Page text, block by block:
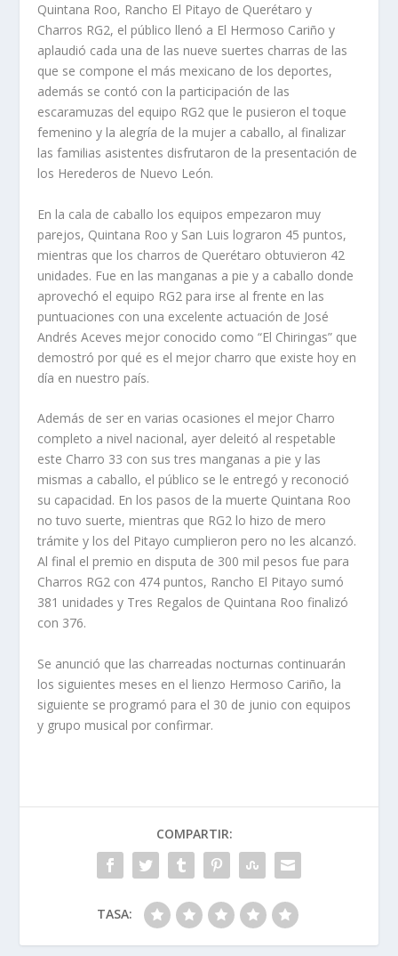
Quintana Roo, Rancho El Pitayo de Querétaro y
Charros RG2, el público llenó a El Hermoso Cariño y
aplaudió cada una de las nueve suertes charras de las
que se compone el más mexicano de los deportes,
además se contó con la participación de las
escaramuzas del equipo RG2 que le pusieron el toque
femenino y la alegría de la mujer a caballo, al finalizar
las familias asistentes disfrutaron de la presentación de
los Herederos de Nuevo León.
En la cala de caballo los equipos empezaron muy
parejos, Quintana Roo y San Luis lograron 45 puntos,
mientras que los charros de Querétaro obtuvieron 42
unidades. Fue en las manganas a pie y a caballo donde
aprovechó el equipo RG2 para irse al frente en las
puntuaciones con una excelente actuación de José
Andrés Aceves mejor conocido como “El Chiringas” que
demostró por qué es el mejor charro que existe hoy en
día en nuestro país.
Además de ser en varias ocasiones el mejor Charro
completo a nivel nacional, ayer deleitó al respetable
este Charro 33 con sus tres manganas a pie y las
mismas a caballo, el público se le entregó y reconoció
su capacidad. En los pasos de la muerte Quintana Roo
no tuvo suerte, mientras que RG2 lo hizo de mero
trámite y los del Pitayo cumplieron pero no les alcanzó.
Al final el premio en disputa de 300 mil pesos fue para
Charros RG2 con 474 puntos, Rancho El Pitayo sumó
381 unidades y Tres Regalos de Quintana Roo finalizó
con 376.
Se anunció que las charreadas nocturnas continuarán
los siguientes meses en el lienzo Hermoso Cariño, la
siguiente se programó para el 30 de junio con equipos
y grupo musical por confirmar.
COMPARTIR:
TASA: